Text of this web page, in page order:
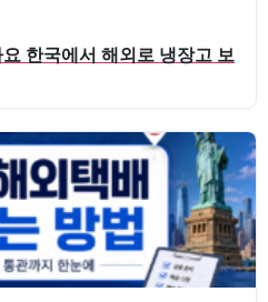
한국에서 해외로 냉장고 보